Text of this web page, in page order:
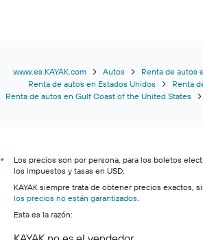
www.es.KAYAK.com Autos
Renta de autos
Renta de autos en Estados Unidos
Renta
Renta de autos en Gulf Coast of the United States
*
Los precios son por persona, para los boletos
los impuestos y tasas en USD.
KAYAK siempre trata de obtener precios exactos,
los precios no están garantizados
Esta es la razón: